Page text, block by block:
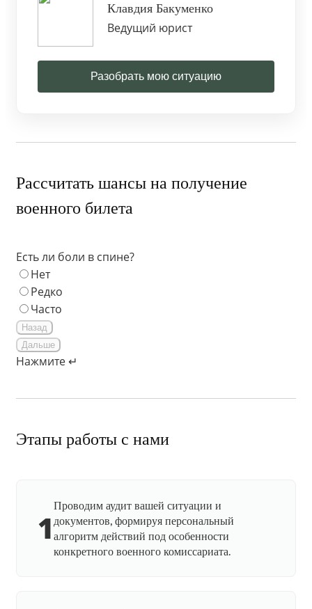
Клавдия Бакуменко
Ведущий юрист
Разобрать мою ситуацию
Рассчитать шансы на получение
военного билета
Есть ли боли в спине?
Нет
Редко
Часто
Назад
Дальше
Нажмите ↵
Этапы работы с нами
1
Проводим аудит вашей ситуации и
документов, формируя персональный
алгоритм действий под особенности
конкретного военного комиссариата.